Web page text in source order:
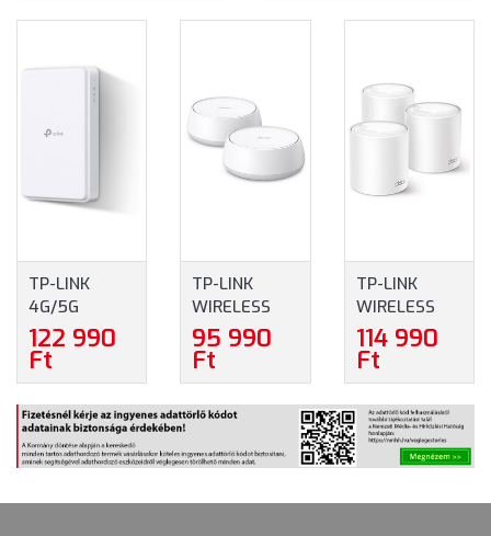
TP-LINK
4G/5G
MODEM +
ROUTER
KÜLTÉRI,
OUTDOOR
122 990
Ft
TP-LINK
WIRELESS
MESH
NETWORKING
SYSTEM
FI 7 (DECO
PACK))
95 990
Ft
TP-LINK
WIRELESS
MESH
NETWORKING
SYSTEM
KÉTSÁVOS
OTTHONI
MESH WI-FI 6
114 990
Ft